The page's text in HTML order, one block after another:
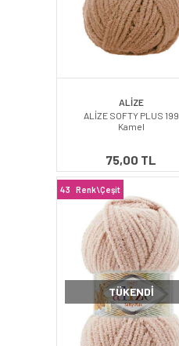
ALİZE
ALİZE SOFTY PLUS 199
Kamel
75,00 TL
43 Renk\Çeşit
TÜKENDI